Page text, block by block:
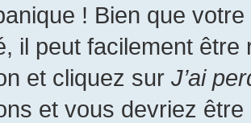
! Bien que
il peut facilement
et cliquez sur J’ai
et vous devriez